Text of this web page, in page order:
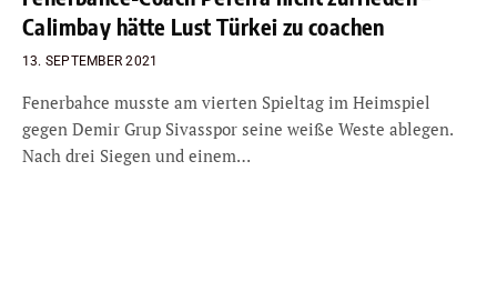
Calimbay hätte Lust Türkei zu coachen
13. SEPTEMBER 2021
Fenerbahce musste am vierten Spieltag im Heimspiel
gegen Demir Grup Sivasspor seine weiße Weste ablegen.
Nach drei Siegen und einem…